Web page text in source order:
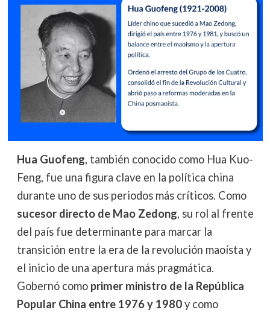
Hua Guofeng, también conocido como Hua Kuo-
Feng, fue una figura clave en la política china
durante uno de sus periodos más críticos. Como
sucesor directo de Mao Zedong, su rol al frente
del país fue determinante para marcar la
transición entre la era de la revolución maoísta y
el inicio de una apertura más pragmática.
Gobernó como primer ministro de la República
Popular China entre 1976 y 1980y como